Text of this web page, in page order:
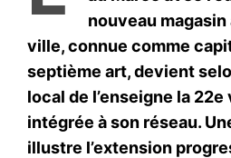
nouveau magasin
ville, connue comme
septième art, devient
local de l’enseigne la
intégrée à son réseau.
illustre l’extension